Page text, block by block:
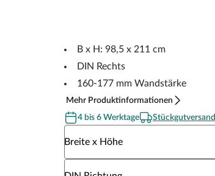
B x H: 98,5 x 211 cm
DIN Rechts
160-177 mm Wandstärke
Mehr Produktinformationen
4 bis 6 Werktage
Stückgutversand
Breite x Höhe